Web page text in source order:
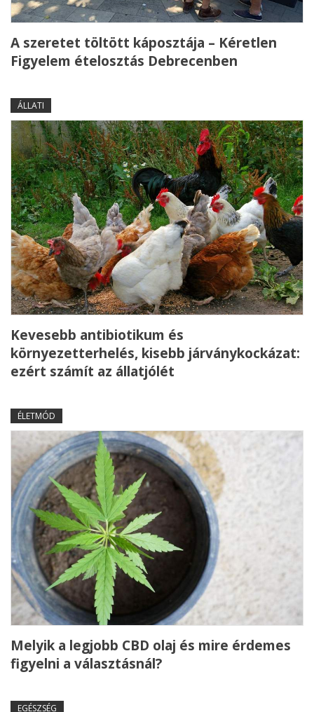
A szeretet töltött káposztája – Kéretlen
Figyelem ételosztás Debrecenben
ÁLLATI
Kevesebb antibiotikum és
környezetterhelés, kisebb járványkockázat:
ezért számít az állatjólét
ÉLETMÓD
Melyik a legjobb CBD olaj és mire érdemes
figyelni a választásnál?
EGÉSZSÉG